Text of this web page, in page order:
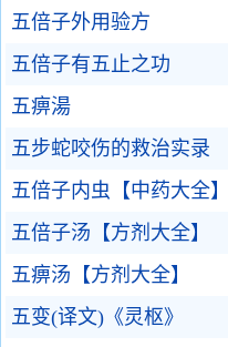
五倍子外用验方
五倍子有五止之功
五痹湯
五步蛇咬伤的救治实录
五倍子内虫【中药大全】
五倍子汤【方剂大全】
五痹汤【方剂大全】
五变(译文)《灵枢》